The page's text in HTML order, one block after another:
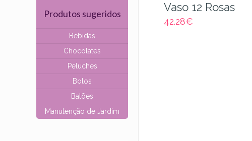
Vaso 12 Rosas
42.28€
Produtos sugeridos
Bebidas
Chocolates
Peluches
Bolos
Balões
Manutenção de Jardim